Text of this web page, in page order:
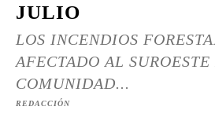
JULIO
LOS INCENDIOS
AFECTADO AL
COMUNIDAD...
REDACCIÓN